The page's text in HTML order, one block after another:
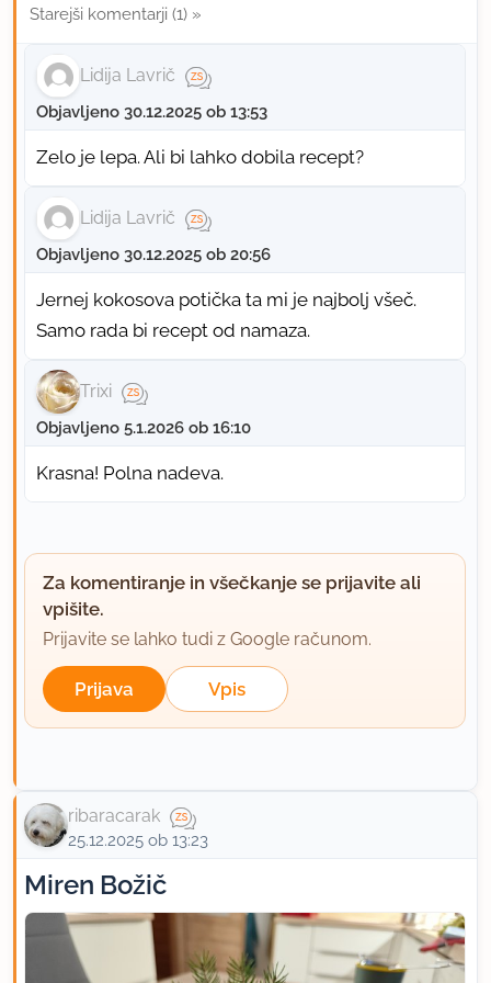
Starejši komentarji (1) »
Lidija Lavrič
Objavljeno 30.12.2025 ob 13:53
Zelo je lepa. Ali bi lahko dobila recept?
Lidija Lavrič
Objavljeno 30.12.2025 ob 20:56
Jernej kokosova potička ta mi je najbolj všeč.
Samo rada bi recept od namaza.
Trixi
Objavljeno 5.1.2026 ob 16:10
Krasna! Polna nadeva.
Za komentiranje in všečkanje se prijavite ali
vpišite.
Prijavite se lahko tudi z Google računom.
Prijava Vpis
ribaracarak
25.12.2025 ob 13:23
Miren Božič